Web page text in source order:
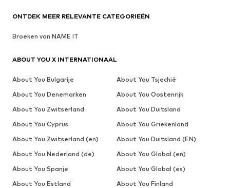
ONTDEK MEER RELEVANTE CATEGORIEËN
Broeken van NAME IT
ABOUT YOU X INTERNATIONAAL
About You Bulgarije
About You Tsjechië
About You Denemarken
About You Oostenrijk
About You Zwitserland
About You Duitsland
About You Cyprus
About You Griekenland
About You Zwitserland (en)
About You Duitsland (EN)
About You Nederland (de)
About You Global (en)
About You Spanje
About You Global (es)
About You Estland
About You Finland